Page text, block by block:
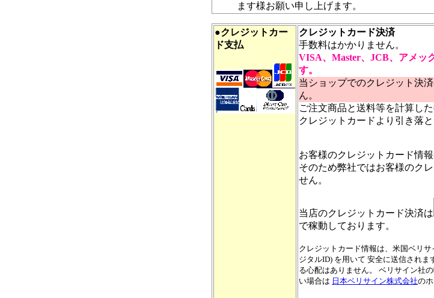
ます様お願い申し上げます。
●クレジットカー
ド支払
クレジットカード決済
手数料はかかりません。
VISA、Master、JCB、アメッ
す。
当ショップでのクレジット決
ん。
ご注文商品と送料等を計算し
クレジットカードより引き落
お客様のクレジットカード情
そのため弊社ではお客様のク
せん。
当店のクレジットカード決済は
で稼動しております。
クレジットカード情報は、米国ベリ
ジタルID) を用いて 安全に送信され
る心配はありません。 ベリサイン社
い場合は 日本ベリサイン株式会社の